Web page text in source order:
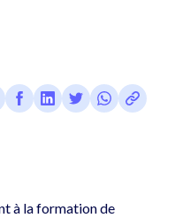
à la formation de